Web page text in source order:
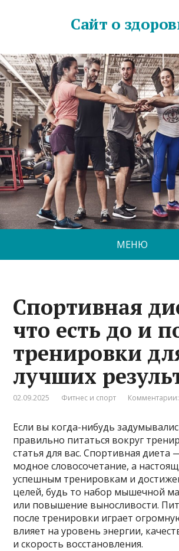
Сайт о
МЕНЮ
Спортивная
что есть до и
тренировки
лучших
02.09.2025 Фитнес и спорт
Если вы когда-нибудь
правильно питаться вокруг
статья для вас. Спортивная диета
модное словосочетание, а
успешным тренировкам и
целей, будь то набор мышечной
или повышение выносливости.
после тренировки играет
влияет на уровень энергии,
и скорость восстановления.